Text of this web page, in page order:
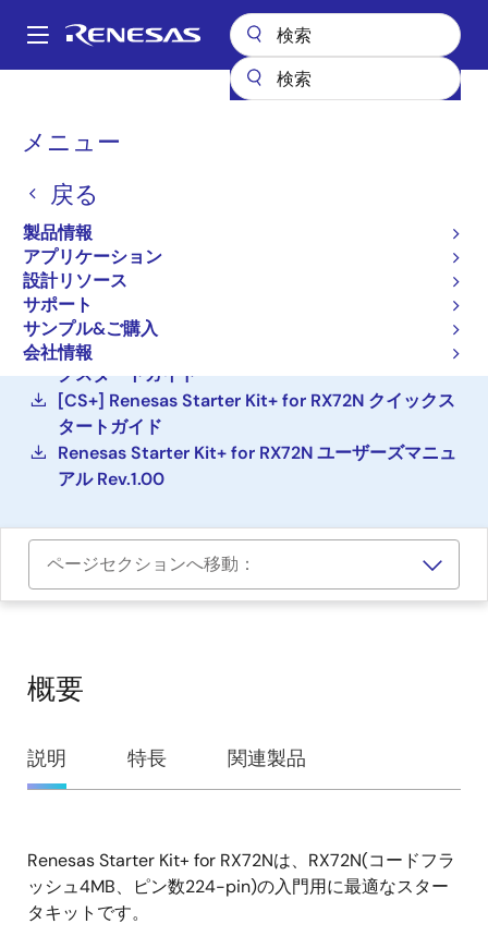
ン
Main
メニュー
戻る
製品情報
アプリケーション
設計リソース
サポート
サンプル&ご購入
会社情報
パ
く
ず
RX72N-Starter-Kit-Plus
Renesas Starter Kit+ for
RX72N
RX72N-Starter-Kit-Plus
ご購入
[e² studio] Renesas Starter Kit+ for RX72N クイッ
クスタートガイド
[CS+] Renesas Starter Kit+ for RX72N クイックス
タートガイド
Renesas Starter Kit+ for RX72N ユーザーズマニュ
アル Rev.1.00
ページセクションへ移動：
概要
概
要
説明 特長 関連製品
説
明
Renesas Starter Kit+ for RX72Nは、RX72N(コードフラ
ッシュ4MB、ピン数224-pin)の入門用に最適なスター
タキットです。